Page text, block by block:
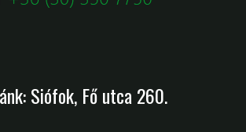
Siófok, Fő utca 260.